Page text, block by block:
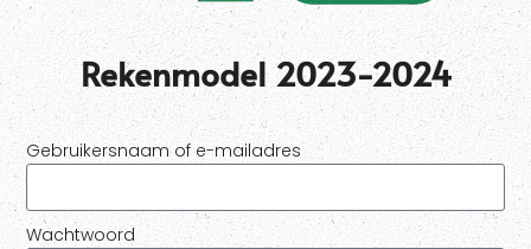
Gebruikersnaam of e-mailadres
Wachtwoord
Rekenmodel 2023-2024